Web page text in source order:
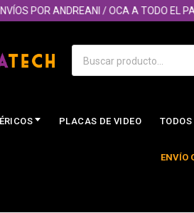
POR ANDREANI / OCA A TODO EL
PLACAS DE VIDEO TODOS
ENVÍO